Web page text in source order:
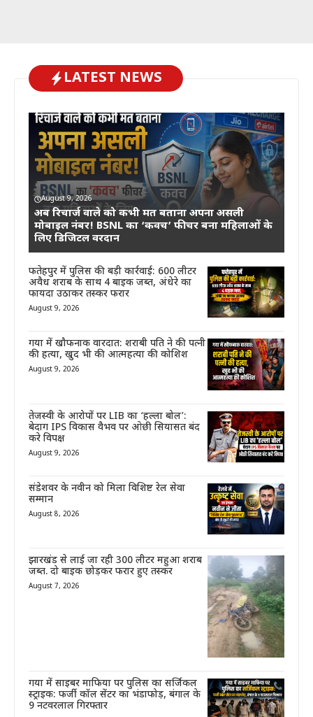
LATEST NEWS
August 9, 2026
अब रिचार्ज वाले को कभी मत बताना अपना असली
मोबाइल नंबर! BSNL का ‘कवच’ फीचर बना महिलाओं के
लिए डिजिटल वरदान
फतेहपुर में पुलिस की बड़ी कार्रवाई: 600 लीटर
अवैध शराब के साथ 4 बाइक जब्त, अंधेरे का
फायदा उठाकर तस्कर फरार
August 9, 2026
गया में खौफनाक वारदात: शराबी पति ने की पत्नी
की हत्या, खुद भी की आत्महत्या की कोशिश
August 9, 2026
तेजस्वी के आरोपों पर LIB का ‘हल्ला बोल’:
बेदाग IPS विकास वैभव पर ओछी सियासत बंद
करे विपक्ष
August 9, 2026
संडेशवर के नवीन को मिला विशिष्ट रेल सेवा
सम्मान
August 8, 2026
झारखंड से लाई जा रही 300 लीटर महुआ शराब
जब्त. दो बाइक छोड़कर फरार हुए तस्कर
August 7, 2026
गया में साइबर माफिया पर पुलिस का सर्जिकल
स्ट्राइक: फर्जी कॉल सेंटर का भंडाफोड़, बंगाल के
9 नटवरलाल गिरफ्तार